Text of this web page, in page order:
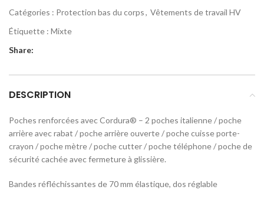
Catégories : Protection bas du corps, Vêtements de travail HV
Étiquette : Mixte
Share:
DESCRIPTION
Poches renforcées avec Cordura® – 2 poches italienne / poche
arrière avec rabat / poche arrière ouverte / poche cuisse porte-
crayon / poche mètre / poche cutter / poche téléphone / poche de
sécurité cachée avec fermeture à glissière.
Bandes réfléchissantes de 70 mm élastique, dos réglable